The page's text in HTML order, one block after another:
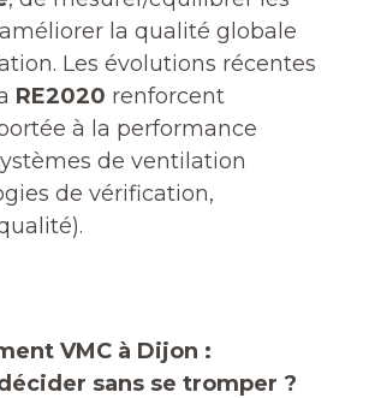
la qualité globale
Les évolutions récentes
RE2020 renforcent
à la performance
de ventilation
de vérification,
VMC à Dijon :
sans se tromper ?